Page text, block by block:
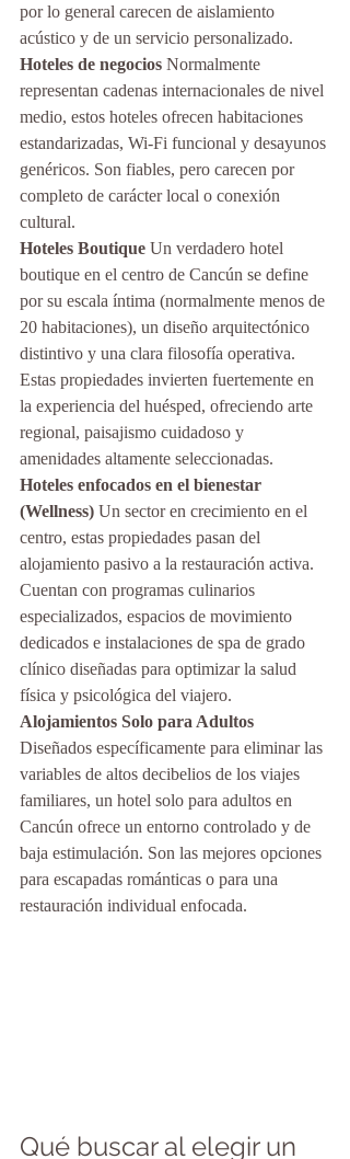
por lo general carecen de aislamiento
acústico y de un servicio personalizado.
Hoteles de negocios Normalmente
representan cadenas internacionales de nivel
medio, estos hoteles ofrecen habitaciones
estandarizadas, Wi-Fi funcional y desayunos
genéricos. Son fiables, pero carecen por
completo de carácter local o conexión
cultural.
Hoteles Boutique Un verdadero hotel
boutique en el centro de Cancún se define
por su escala íntima (normalmente menos de
20 habitaciones), un diseño arquitectónico
distintivo y una clara filosofía operativa.
Estas propiedades invierten fuertemente en
la experiencia del huésped, ofreciendo arte
regional, paisajismo cuidadoso y
amenidades altamente seleccionadas.
Hoteles enfocados en el bienestar
(Wellness) Un sector en crecimiento en el
centro, estas propiedades pasan del
alojamiento pasivo a la restauración activa.
Cuentan con programas culinarios
especializados, espacios de movimiento
dedicados e instalaciones de spa de grado
clínico diseñadas para optimizar la salud
física y psicológica del viajero.
Alojamientos Solo para Adultos
Diseñados específicamente para eliminar las
variables de altos decibelios de los viajes
familiares, un hotel solo para adultos en
Cancún ofrece un entorno controlado y de
baja estimulación. Son las mejores opciones
para escapadas románticas o para una
restauración individual enfocada.
Qué buscar al elegir un